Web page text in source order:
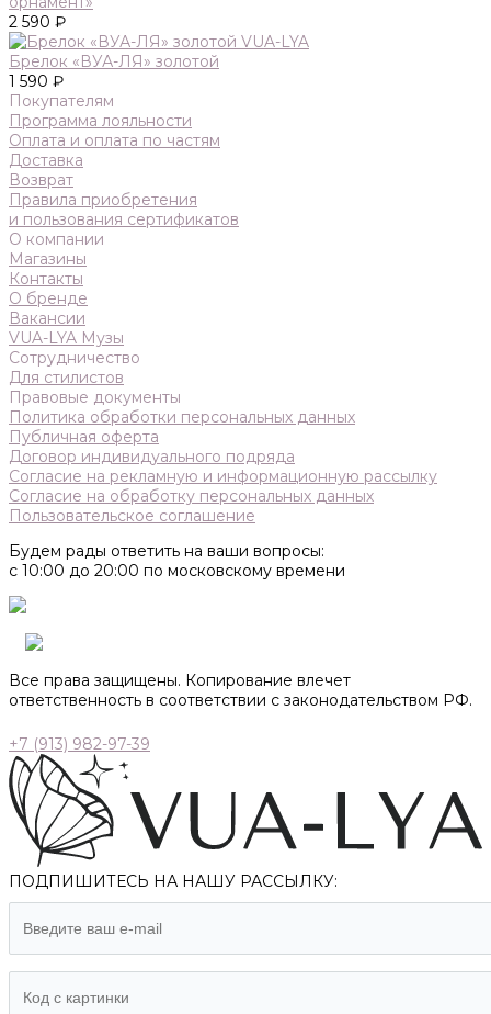
2 590 ₽
Брелок «ВУА-ЛЯ» золотой
1 590 ₽
Покупателям
Программа лояльности
Оплата и оплата по частям
Доставка
Возврат
Правила приобретения
и пользования сертификатов
О компании
Магазины
Контакты
О бренде
Вакансии
VUA-LYA Музы
Сотрудничество
Для стилистов
Правовые документы
Политика обработки персональных данных
Публичная оферта
Договор индивидуального подряда
Согласие на рекламную и информационную рассылку
Согласие на обработку персональных данных
Пользовательское соглашение
Будем рады ответить на ваши вопросы:
с 10:00 до 20:00 по московскому времени
Все права защищены. Копирование влечет
ответственность в соответствии с законодательством РФ.
+7 (913) 982-97-39
ПОДПИШИТЕСЬ НА НАШУ РАССЫЛКУ: